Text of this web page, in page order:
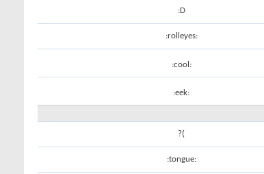
:D
:rolleyes:
:cool:
:eek:
?(
:tongue: